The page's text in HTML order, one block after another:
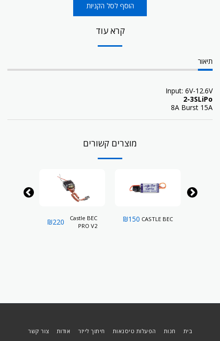
הוסף לסל הקניות
קרא עוד
תיאור
Input: 6V-12.6V
2-3SLiPo
8A Burst 15A
מוצרים קשורים
CASTLE BEC
₪150
Castle BEC
PRO V2
₪220
בית חנות הפעלות טיסנאות חיתוך לייזר אודות צור קשר